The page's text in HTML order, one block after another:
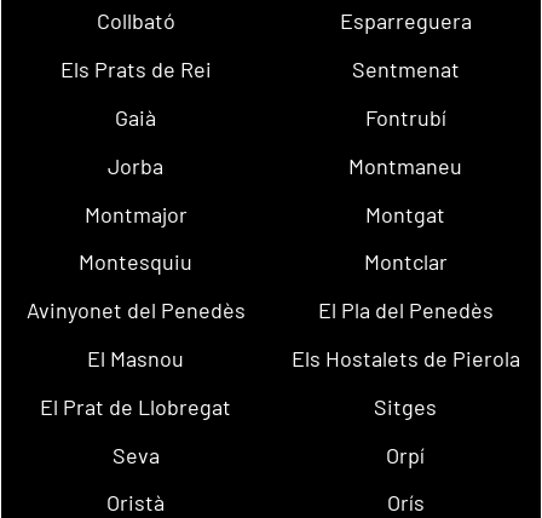
Collbató
Esparreguera
Els Prats de Rei
Sentmenat
Gaià
Fontrubí
Jorba
Montmaneu
Montmajor
Montgat
Montesquiu
Montclar
Avinyonet del Penedès
El Pla del Penedès
El Masnou
Els Hostalets de Pierola
El Prat de Llobregat
Sitges
Seva
Orpí
Oristà
Orís